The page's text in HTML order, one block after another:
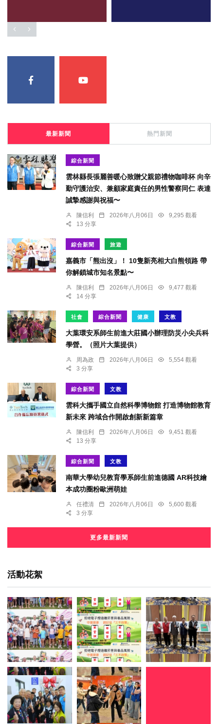
最新新聞 熱門新聞
綜合新聞
雲林縣長張麗善暖心致贈父親節禮物咖啡杯 向辛
勤守護治安、兼顧家庭責任的男性警察同仁 表達
誠摯感謝與祝福〜
陳信利 2026年八月06日
9,295 觀看
13 分享
綜合新聞 旅遊
嘉義市「熊出沒」！ 10隻新亮相大白熊領路 帶
你解鎖城市知名景點〜
陳信利 2026年八月06日
9,477 觀看
14 分享
社會 綜合新聞 健康 文教
大葉環安系師生前進大莊國小辦理防災小尖兵科
學營。（照片大葉提供）
周為政 2026年八月06日
5,554 觀看
3 分享
綜合新聞 文教
雲科大攜手國立自然科學博物館 打造博物館教育
新未來 跨域合作開啟創新新篇章
陳信利 2026年八月06日
9,451 觀看
13 分享
綜合新聞 文教
南華大學幼兒教育學系師生前進德國 AR科技繪
本成功圈粉歐洲萌娃
任禮清 2026年八月06日
5,600 觀看
3 分享
更多最新新聞
活動花絮